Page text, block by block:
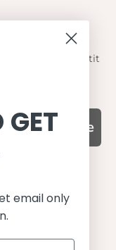
Angebote von Petit
Subscribe
GET
email only